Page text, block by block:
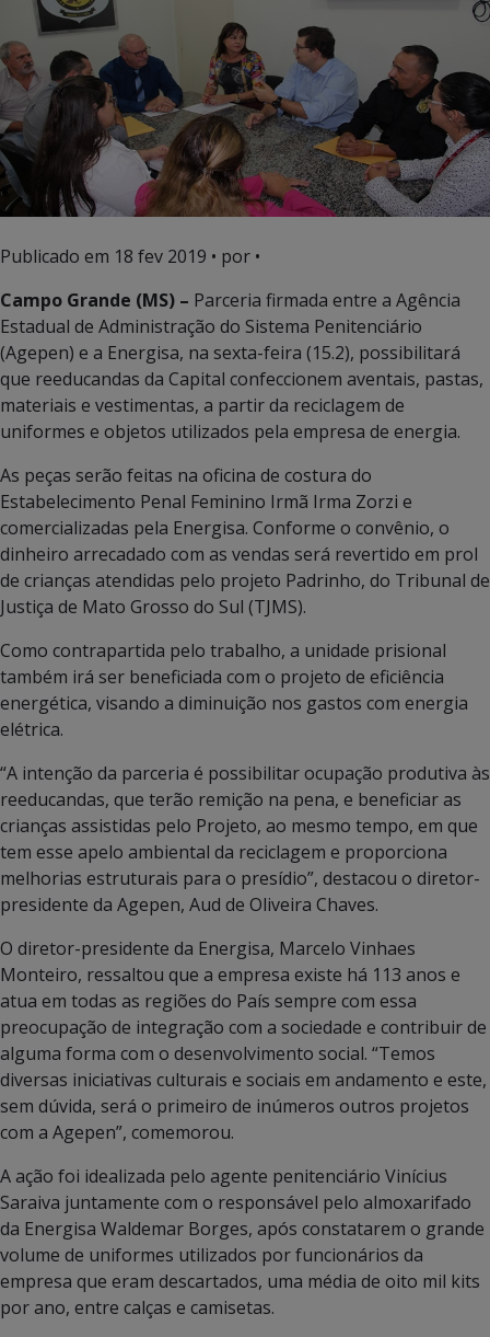
Publicado em 18 fev 2019 • por •
Campo Grande (MS) – Parceria firmada entre a Agência
Estadual de Administração do Sistema Penitenciário
(Agepen) e a Energisa, na sexta-feira (15.2), possibilitará
que reeducandas da Capital confeccionem aventais, pastas,
materiais e vestimentas, a partir da reciclagem de
uniformes e objetos utilizados pela empresa de energia.
As peças serão feitas na oficina de costura do
Estabelecimento Penal Feminino Irmã Irma Zorzi e
comercializadas pela Energisa. Conforme o convênio, o
dinheiro arrecadado com as vendas será revertido em prol
de crianças atendidas pelo projeto Padrinho, do Tribunal de
Justiça de Mato Grosso do Sul (TJMS).
Como contrapartida pelo trabalho, a unidade prisional
também irá ser beneficiada com o projeto de eficiência
energética, visando a diminuição nos gastos com energia
elétrica.
“A intenção da parceria é possibilitar ocupação produtiva às
reeducandas, que terão remição na pena, e beneficiar as
crianças assistidas pelo Projeto, ao mesmo tempo, em que
tem esse apelo ambiental da reciclagem e proporciona
melhorias estruturais para o presídio”, destacou o diretor-
presidente da Agepen, Aud de Oliveira Chaves.
O diretor-presidente da Energisa, Marcelo Vinhaes
Monteiro, ressaltou que a empresa existe há 113 anos e
atua em todas as regiões do País sempre com essa
preocupação de integração com a sociedade e contribuir de
alguma forma com o desenvolvimento social. “Temos
diversas iniciativas culturais e sociais em andamento e este,
sem dúvida, será o primeiro de inúmeros outros projetos
com a Agepen”, comemorou.
A ação foi idealizada pelo agente penitenciário Vinícius
Saraiva juntamente com o responsável pelo almoxarifado
da Energisa Waldemar Borges, após constatarem o grande
volume de uniformes utilizados por funcionários da
empresa que eram descartados, uma média de oito mil kits
por ano, entre calças e camisetas.